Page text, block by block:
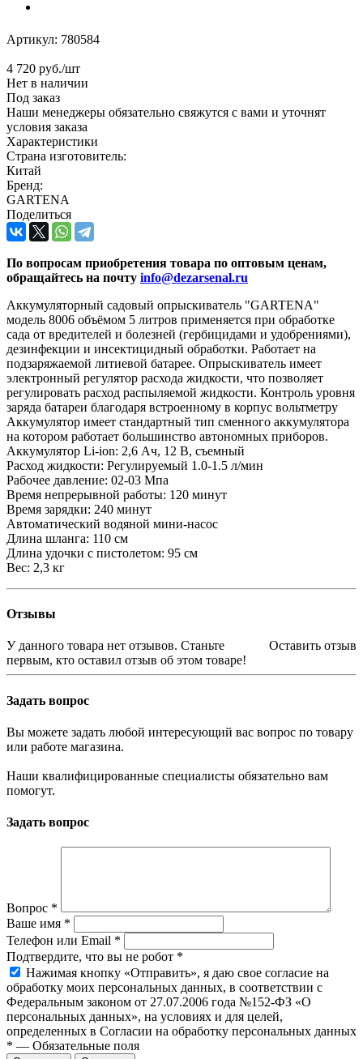
Артикул: 780584
4 720 руб./шт
Нет в наличии
Под заказ
Наши менеджеры обязательно свяжутся с вами и уточнят
условия заказа
Характеристики
Страна изготовитель:
Китай
Бренд:
GARTENA
Поделиться
По вопросам приобретения товара по оптовым ценам,
обращайтесь на почту info@dezarsenal.ru
Аккумуляторный садовый опрыскиватель "GARTENA"
модель 8006 объёмом 5 литров применяется при обработке
сада от вредителей и болезней (гербицидами и удобрениями),
дезинфекции и инсектицидный обработки. Работает на
подзаряжаемой литиевой батарее. Опрыскиватель имеет
электронный регулятор расхода жидкости, что позволяет
регулировать расход распыляемой жидкости. Контроль уровня
заряда батареи благодаря встроенному в корпус вольтметру
Аккумулятор имеет стандартный тип сменного аккумулятора
на котором работает большинство автономных приборов.
Аккумулятор Li-ion: 2,6 Ач, 12 В, съемный
Расход жидкости: Регулируемый 1.0-1.5 л/мин
Рабочее давление: 02-03 Мпа
Время непрерывной работы: 120 минут
Время зарядки: 240 минут
Автоматический водяной мини-насос
Длина шланга: 110 см
Длина удочки с пистолетом: 95 см
Вес: 2,3 кг
Отзывы
Оставить отзыв
У данного товара нет отзывов. Станьте
первым, кто оставил отзыв об этом товаре!
Задать вопрос
Вы можете задать любой интересующий вас вопрос по товару
или работе магазина.
Наши квалифицированные специалисты обязательно вам
помогут.
Задать вопрос
Вопрос *
Ваше имя *
Телефон или Email *
Подтвердите, что вы не робот *
Нажимая кнопку «Отправить», я даю свое согласие на
обработку моих персональных данных, в соответствии с
Федеральным законом от 27.07.2006 года №152-ФЗ «О
персональных данных», на условиях и для целей,
определенных в Согласии на обработку персональных данных
* — Обязательные поля